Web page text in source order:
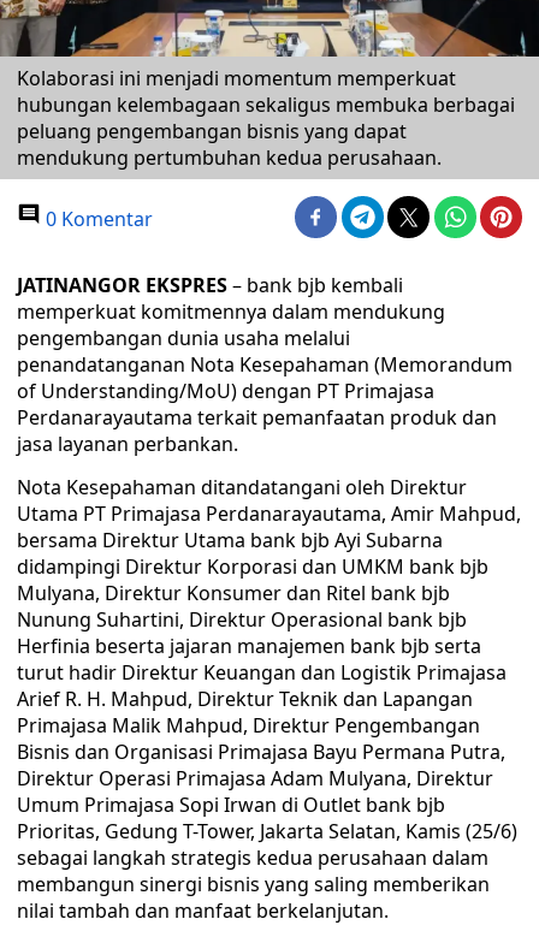
Kolaborasi ini menjadi momentum memperkuat
hubungan kelembagaan sekaligus membuka berbagai
peluang pengembangan bisnis yang dapat
mendukung pertumbuhan kedua perusahaan.
0 Komentar
JATINANGOR EKSPRES– bank bjb kembali
memperkuat komitmennya dalam mendukung
pengembangan dunia usaha melalui
penandatanganan Nota Kesepahaman (Memorandum
of Understanding/MoU) dengan PT Primajasa
Perdanarayautama terkait pemanfaatan produk dan
jasa layanan perbankan.
Nota Kesepahaman ditandatangani oleh Direktur
Utama PT Primajasa Perdanarayautama, Amir Mahpud,
bersama Direktur Utama bank bjb Ayi Subarna
didampingi Direktur Korporasi dan UMKM bank bjb
Mulyana, Direktur Konsumer dan Ritel bank bjb
Nunung Suhartini, Direktur Operasional bank bjb
Herfinia beserta jajaran manajemen bank bjb serta
turut hadir Direktur Keuangan dan Logistik Primajasa
Arief R. H. Mahpud, Direktur Teknik dan Lapangan
Primajasa Malik Mahpud, Direktur Pengembangan
Bisnis dan Organisasi Primajasa Bayu Permana Putra,
Direktur Operasi Primajasa Adam Mulyana, Direktur
Umum Primajasa Sopi Irwan di Outlet bank bjb
Prioritas, Gedung T-Tower, Jakarta Selatan, Kamis (25/6)
sebagai langkah strategis kedua perusahaan dalam
membangun sinergi bisnis yang saling memberikan
nilai tambah dan manfaat berkelanjutan.